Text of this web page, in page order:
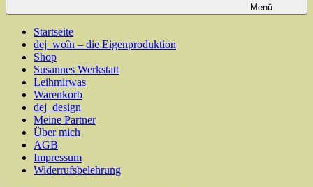
Menü
Startseite
dej_woîn – die Eigenproduktion
Shop
Susannes Werkstatt
Leihmirwas
Warenkorb
dej_design
Meine Partner
Über mich
AGB
Impressum
Widerrufsbelehrung